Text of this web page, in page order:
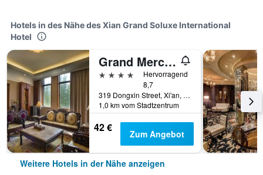
Hotels in des Nähe des Xian Grand Soluxe International
Hotel
Grand Mercure Xian Renmin Square
4 Sterne
Hervorragend
8,7
319 Dongxin Street, Xi'an, China
1,0 km vom Stadtzentrum
42 € Zum Angebot
Weitere Hotels in der Nähe anzeigen